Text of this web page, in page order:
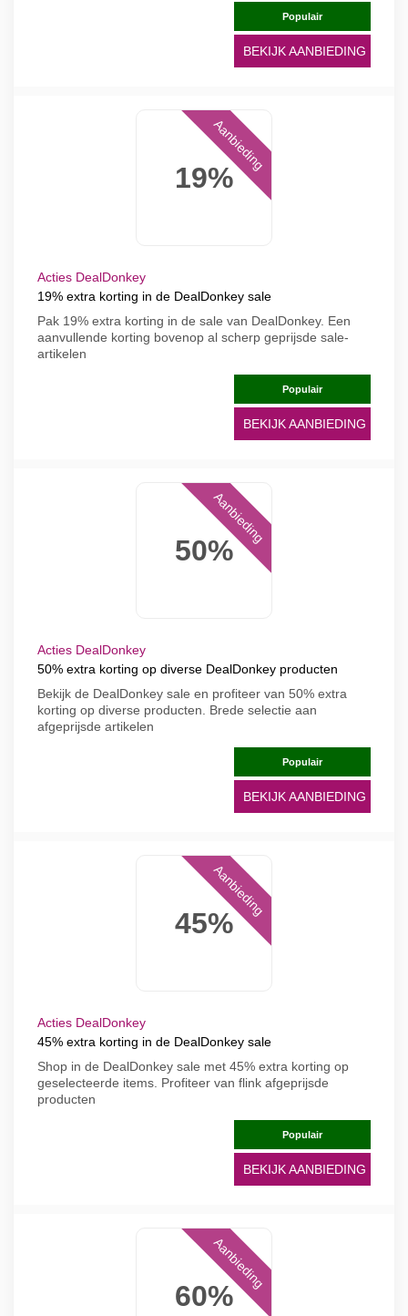
Populair
BEKIJK AANBIEDING
19%
Aanbieding
Acties DealDonkey
19% extra korting in de DealDonkey sale
Pak 19% extra korting in de sale van DealDonkey. Een
aanvullende korting bovenop al scherp geprijsde sale-
artikelen
Populair
BEKIJK AANBIEDING
50%
Aanbieding
Acties DealDonkey
50% extra korting op diverse DealDonkey producten
Bekijk de DealDonkey sale en profiteer van 50% extra
korting op diverse producten. Brede selectie aan
afgeprijsde artikelen
Populair
BEKIJK AANBIEDING
45%
Aanbieding
Acties DealDonkey
45% extra korting in de DealDonkey sale
Shop in de DealDonkey sale met 45% extra korting op
geselecteerde items. Profiteer van flink afgeprijsde
producten
Populair
BEKIJK AANBIEDING
60%
Aanbieding